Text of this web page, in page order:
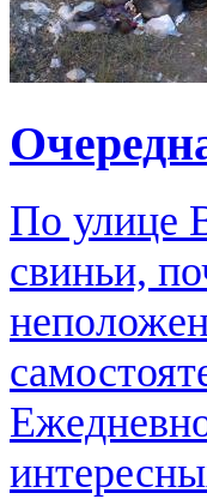
По улице
свиньи,